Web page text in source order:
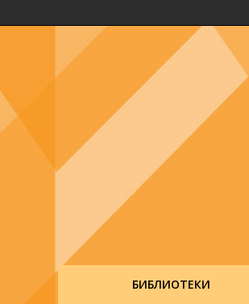
БИБЛИОТЕКИ